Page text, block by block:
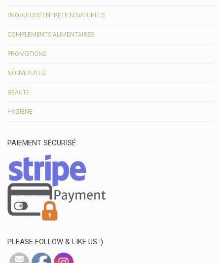
PRODUITS D'ENTRETIEN NATURELS
COMPLEMENTS ALIMENTAIRES
PROMOTIONS
NOUVEAUTES
BEAUTE
HYGIENE
PAIEMENT SÉCURISÉ
PLEASE FOLLOW & LIKE US :)